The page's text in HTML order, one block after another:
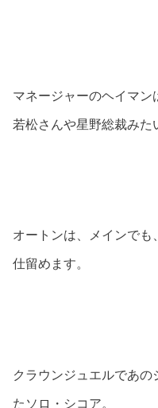
マネージャーのヘイマン
若松さんや星野総裁みた
オートンは、メインで
仕留めます。
クラウンジュエルであ
たソロ・シコア。